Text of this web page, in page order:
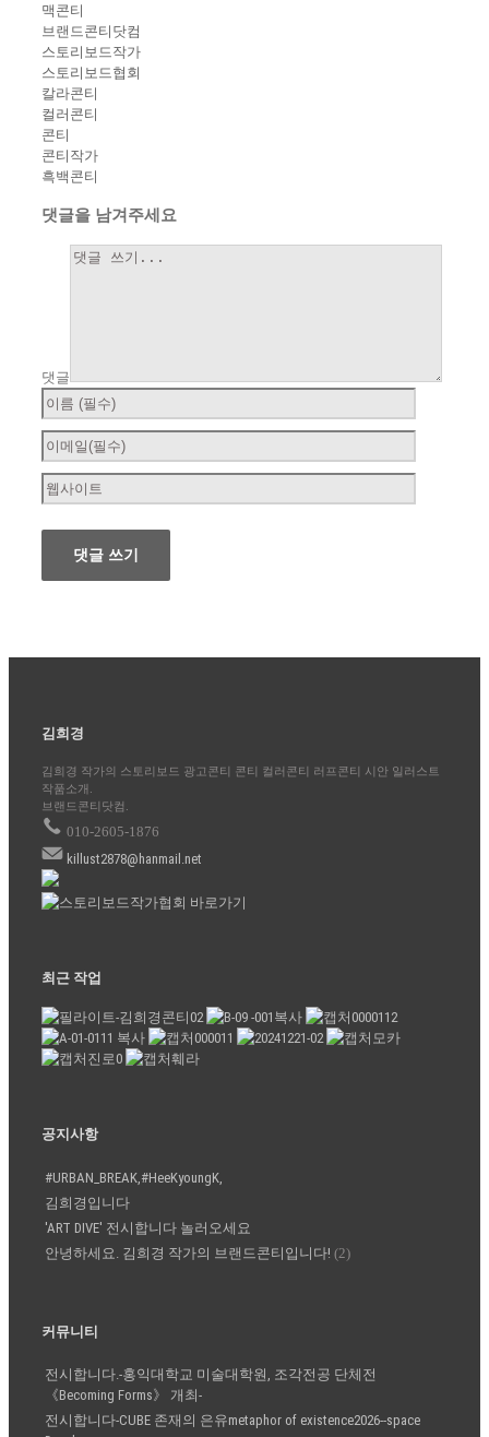
맥콘티
브랜드콘티닷컴
스토리보드작가
스토리보드협회
칼라콘티
컬러콘티
콘티
콘티작가
흑백콘티
댓글을 남겨주세요
댓글
김희경
김희경 작가의 스토리보드 광고콘티 콘티 컬러콘티 러프콘티 시안 일러스트
작품소개.
브랜드콘티닷컴.
010-2605-1876
killust2878@hanmail.net
최근 작업
공지사항
#URBAN_BREAK,#HeeKyoungK,
김희경입니다
'ART DIVE' 전시합니다 놀러오세요
안녕하세요. 김희경 작가의 브랜드콘티입니다! (2)
커뮤니티
전시합니다.-홍익대학교 미술대학원, 조각전공 단체전
《Becoming Forms》 개최-
전시합니다-CUBE 존재의 은유metaphor of existence2026--space